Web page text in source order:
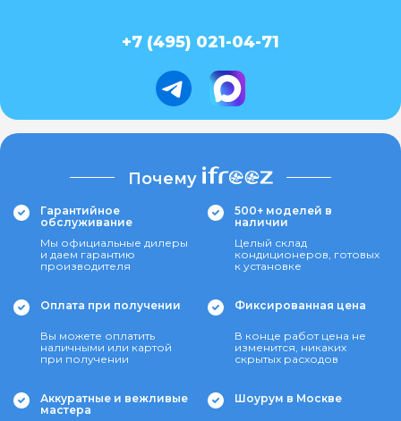
+7 (495) 021-04-71
Почему
Гарантийное
обслуживание
Мы официальные дилеры
и даем гарантию
производителя
500+ моделей в
наличии
Целый склад
кондиционеров, готовых
к установке
Оплата при получении
Вы можете оплатить
наличными или картой
при получении
Фиксированная цена
В конце работ цена не
изменится, никаких
скрытых расходов
Аккуратные и вежливые
мастера
Шоурум в Москве